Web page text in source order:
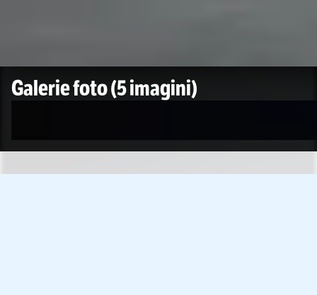
Galerie foto(5 imagini)